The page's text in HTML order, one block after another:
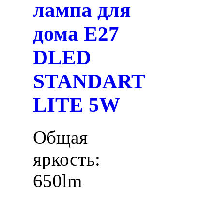
лампа для
дома E27
DLED
STANDART
LITE 5W
Общая
яркость:
650lm